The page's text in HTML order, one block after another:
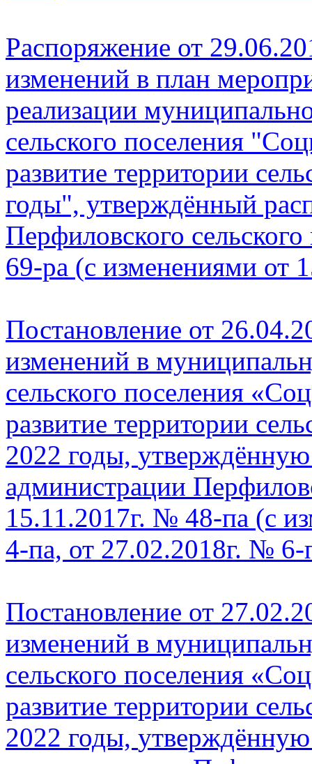
Распоряжение от
изменений в план
реализации
сельского поселения
развитие территории
годы", утверждённый
Перфиловского
69-ра (с изменениями от
Постановление от
изменений в
сельского поселения
развитие территории
2022 годы,
администрации
15.11.2017г. № 48-па (с
4-па, от 27.02.2018г. № 6-
Постановление от
изменений в
сельского поселения
развитие территории с
2022 годы,